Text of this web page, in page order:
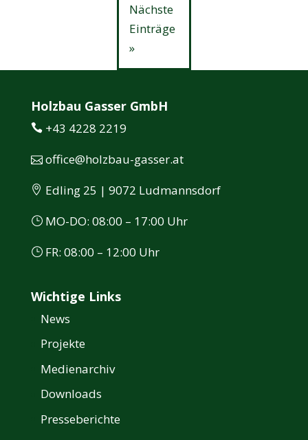
Nächste
Einträge
»
Holzbau Gasser GmbH
+43 4228 2219
office@holzbau-gasser.at
Edling 25 | 9072 Ludmannsdorf
MO-DO: 08:00 – 17:00 Uhr
FR: 08:00 – 12:00 Uhr
Wichtige Links
News
Projekte
Medienarchiv
Downloads
Presseberichte